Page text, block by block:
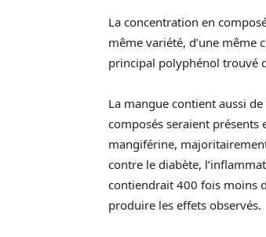
La concentration en
même variété, d’une même
principal polyphénol trouvé
La mangue contient aussi
composés seraient présents
mangiférine,
contre le diabète,
contiendrait 400 fois moins
produire les effets observés.